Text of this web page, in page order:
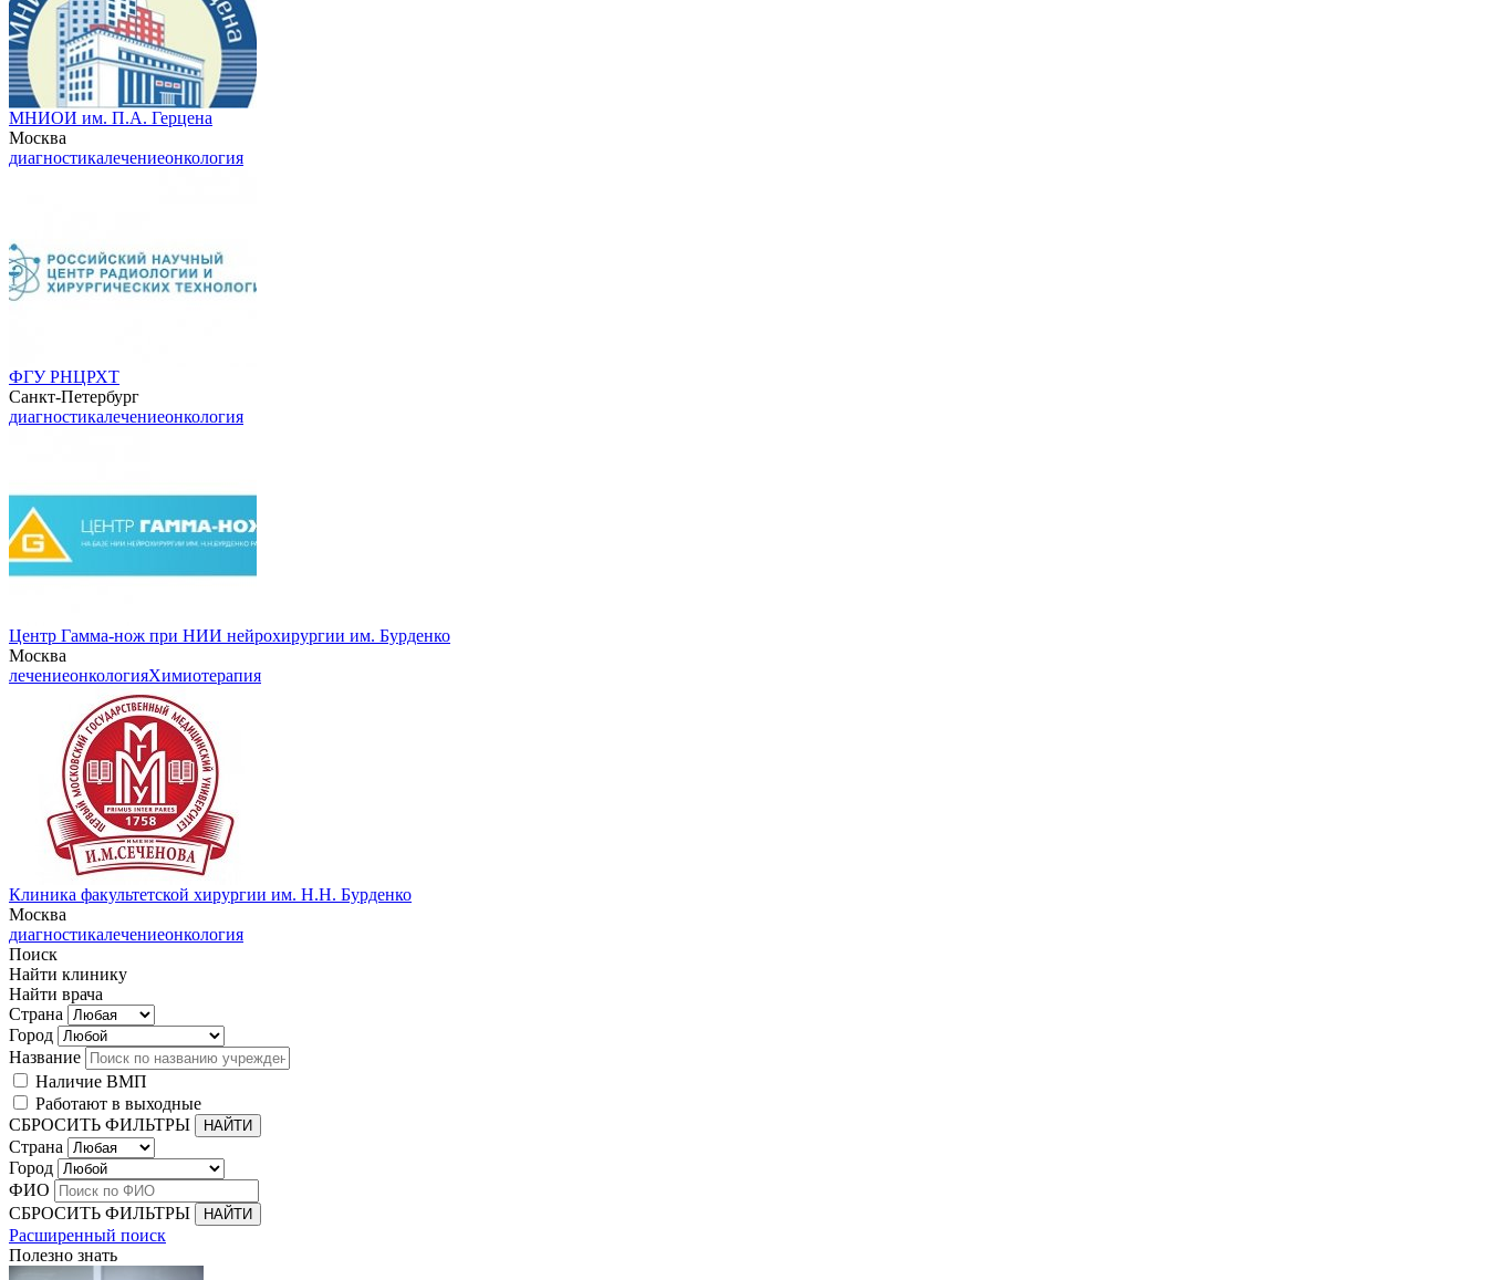
МНИОИ им. П.А. Герцена
Москва
диагностикалечениеонкология
ФГУ РНЦРХТ
Санкт-Петербург
диагностикалечениеонкология
Центр Гамма-нож при НИИ нейрохирургии им. Бурденко
Москва
лечениеонкологияХимиотерапия
Клиника факультетской хирургии им. Н.Н. Бурденко
Москва
диагностикалечениеонкология
Поиск
Найти клинику
Найти врача
Страна
Город
Название
Наличие ВМП
Работают в выходные
СБРОСИТЬ ФИЛЬТРЫ
Страна
Город
ФИО
СБРОСИТЬ ФИЛЬТРЫ
Расширенный поиск
Полезно знать